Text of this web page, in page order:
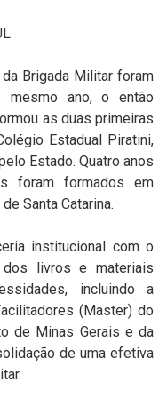
Brigada Militar foram
mesmo ano, o então
as duas primeiras
Estadual Piratini,
Estado. Quatro anos
foram formados em
Santa Catarina.
institucional com o
dos livros e materiais
incluindo a
(Master) do
de Minas Gerais e da
de uma efetiva